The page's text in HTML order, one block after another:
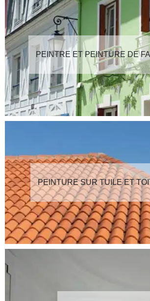
PEINTRE ET PEINTURE DE
PEINTURE SUR TUILE ET